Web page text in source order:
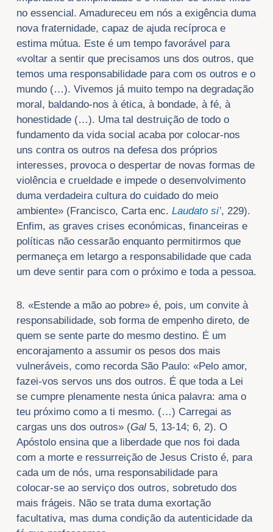
no essencial. Amadureceu em nós a exigência duma
nova fraternidade, capaz de ajuda recíproca e
estima mútua. Este é um tempo favorável para
«voltar a sentir que precisamos uns dos outros, que
temos uma responsabilidade para com os outros e o
mundo (…). Vivemos já muito tempo na degradação
moral, baldando-nos à ética, à bondade, à fé, à
honestidade (…). Uma tal destruição de todo o
fundamento da vida social acaba por colocar-nos
uns contra os outros na defesa dos próprios
interesses, provoca o despertar de novas formas de
violência e crueldade e impede o desenvolvimento
duma verdadeira cultura do cuidado do meio
ambiente» (Francisco, Carta enc. Laudato si’, 229).
Enfim, as graves crises económicas, financeiras e
políticas não cessarão enquanto permitirmos que
permaneça em letargo a responsabilidade que cada
um deve sentir para com o próximo e toda a pessoa.
8. «Estende a mão ao pobre» é, pois, um convite à
responsabilidade, sob forma de empenho direto, de
quem se sente parte do mesmo destino. É um
encorajamento a assumir os pesos dos mais
vulneráveis, como recorda São Paulo: «Pelo amor,
fazei-vos servos uns dos outros. É que toda a Lei
se cumpre plenamente nesta única palavra: ama o
teu próximo como a ti mesmo. (…) Carregai as
cargas uns dos outros» (Gal5, 13-14; 6, 2). O
Apóstolo ensina que a liberdade que nos foi dada
com a morte e ressurreição de Jesus Cristo é, para
cada um de nós, uma responsabilidade para
colocar-se ao serviço dos outros, sobretudo dos
mais frágeis. Não se trata duma exortação
facultativa, mas duma condição da autenticidade da